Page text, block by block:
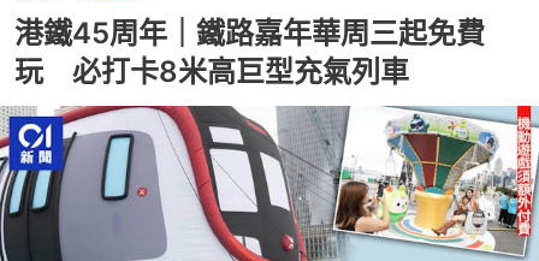
港鐵45周年｜鐵路嘉年華周三起免費
玩 必打卡8米高巨型充氣列車